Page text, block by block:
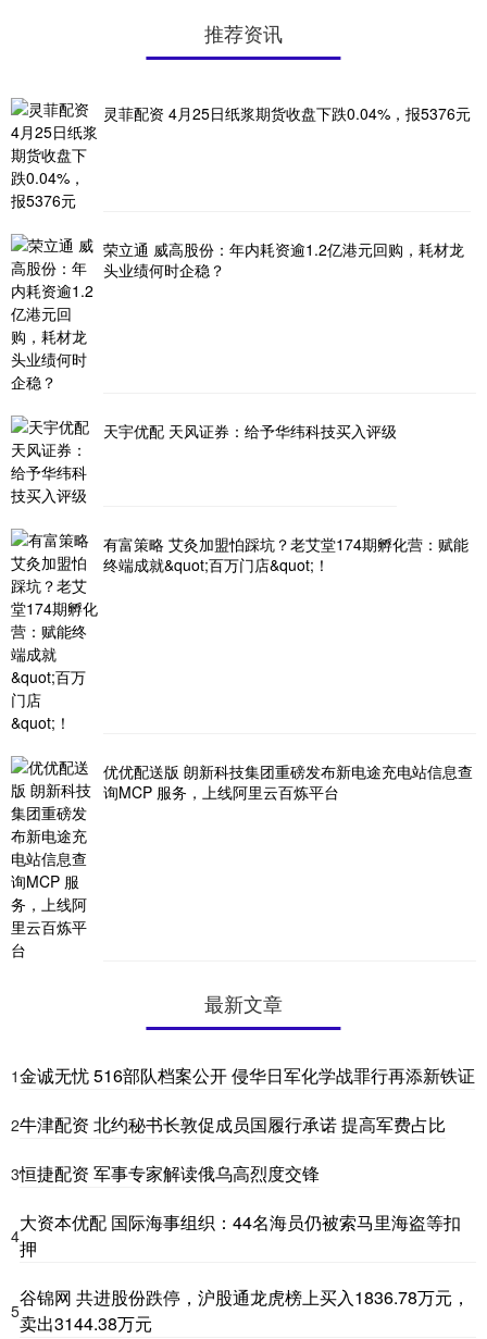
推荐资讯
灵菲配资 4月25日纸浆期货收盘下跌0.04%，报5376元
荣立通 威高股份：年内耗资逾1.2亿港元回购，耗材龙
头业绩何时企稳？
天宇优配 天风证券：给予华纬科技买入评级
有富策略 艾灸加盟怕踩坑？老艾堂174期孵化营：赋能
终端成就&quot;百万门店&quot;！
优优配送版 朗新科技集团重磅发布新电途充电站信息查
询MCP 服务，上线阿里云百炼平台
最新文章
1金诚无忧 516部队档案公开 侵华日军化学战罪行再添新铁证
2牛津配资 北约秘书长敦促成员国履行承诺 提高军费占比
3恒捷配资 军事专家解读俄乌高烈度交锋
4
大资本优配 国际海事组织：44名海员仍被索马里海盗等扣
押
5
谷锦网 共进股份跌停，沪股通龙虎榜上买入1836.78万元，
卖出3144.38万元